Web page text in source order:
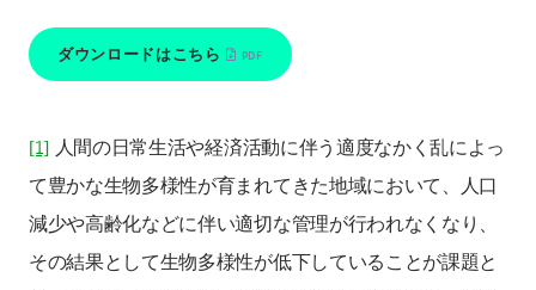
ダウンロードはこちら
[1]
人間の日常生活や経済活動に伴う適度なかく乱によっ
て豊かな生物多様性が育まれてきた地域において、人口
減少や高齢化などに伴い適切な管理が行われなくなり、
その結果として生物多様性が低下していることが課題と